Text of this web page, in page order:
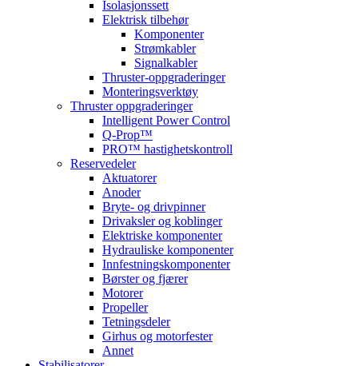
Isolasjonssett
Elektrisk tilbehør
Komponenter
Strømkabler
Signalkabler
Thruster-oppgraderinger
Monteringsverktøy
Thruster oppgraderinger
Intelligent Power Control
Q-Prop™
PRO™ hastighetskontroll
Reservedeler
Aktuatorer
Anoder
Bryte- og drivpinner
Drivaksler og koblinger
Elektriske komponenter
Hydrauliske komponenter
Innfestningskomponenter
Børster og fjærer
Motorer
Propeller
Tetningsdeler
Girhus og motorfester
Annet